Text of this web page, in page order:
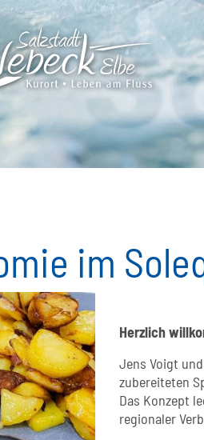
im
Herzlich
Jens Voigt
zubereiteten
Das Konzept
regionaler